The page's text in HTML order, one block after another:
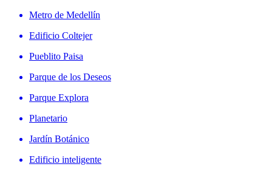
Metro de Medellín
Edificio Coltejer
Pueblito Paisa
Parque de los Deseos
Parque Explora
Planetario
Jardín Botánico
Edificio inteligente